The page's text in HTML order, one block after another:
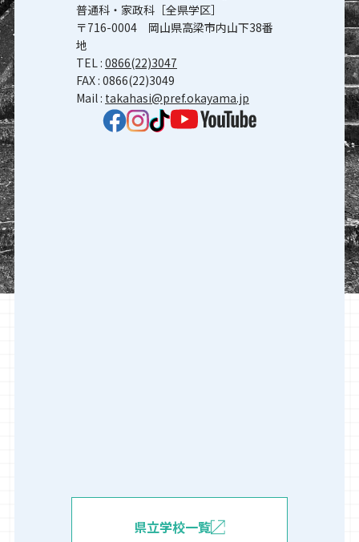
普通科・家政科［全県学区］
〒716-0004 岡山県高梁市内山下38番
地
TEL : 0866(22)3047
FAX : 0866(22)3049
Mail : takahasi@pref.okayama.jp
県立学校一覧